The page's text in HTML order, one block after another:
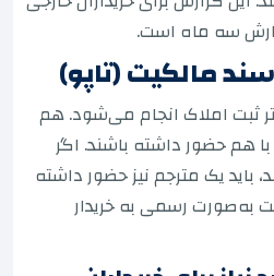
سه ماه است.
ثبت املاک انجام می‌شود. هم
هم حضور داشته باشند. اگر
باید یک مترجم نیز حضور داشته
به‌صورت رسمی به خریدار